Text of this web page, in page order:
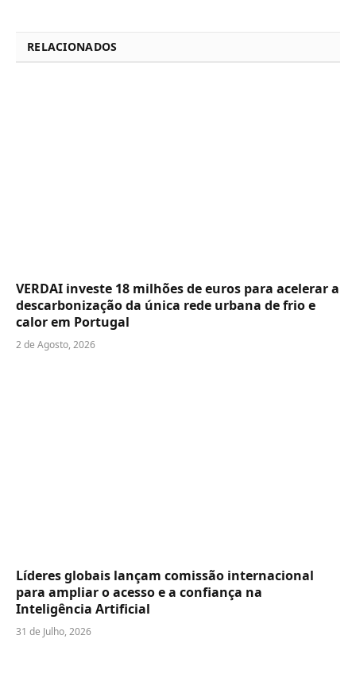
RELACIONADOS
VERDAI investe 18 milhões de euros para acelerar a
descarbonização da única rede urbana de frio e
calor em Portugal
2 de Agosto, 2026
Líderes globais lançam comissão internacional
para ampliar o acesso e a confiança na
Inteligência Artificial
31 de Julho, 2026